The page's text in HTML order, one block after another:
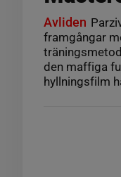
Avliden
framgångar
den maffiga
hyllningsfilm